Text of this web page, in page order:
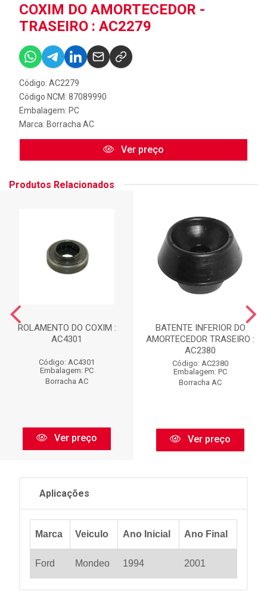
COXIM DO AMORTECEDOR -
TRASEIRO : AC2279
Código: AC2279
Código NCM: 87089990
Embalagem: PC
Marca: Borracha AC
Ver preço
Produtos Relacionados
ROLAMENTO DO COXIM :
AC4301
Código: AC4301
Embalagem: PC
Borracha AC
Ver preço
BATENTE INFERIOR DO
AMORTECEDOR TRASEIRO :
AC2380
Código: AC2380
Embalagem: PC
Borracha AC
Ver preço
Aplicações
Marca Veiculo Ano Inicial Ano Final
Ford Mondeo 1994 2001